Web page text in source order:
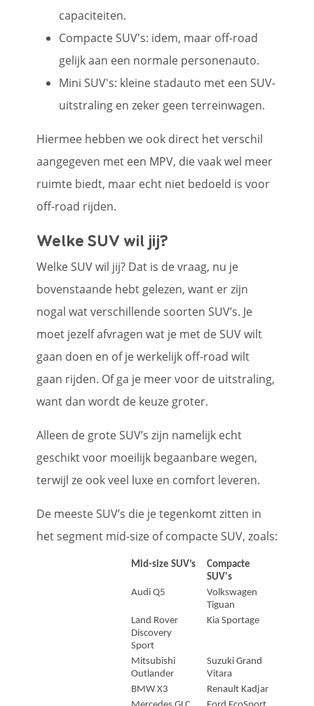
capaciteiten.
Compacte SUV's: idem, maar off-road
gelijk aan een normale personenauto.
Mini SUV's: kleine stadauto met een SUV-
uitstraling en zeker geen terreinwagen.
Hiermee hebben we ook direct het verschil
aangegeven met een MPV, die vaak wel meer
ruimte biedt, maar echt niet bedoeld is voor
off-road rijden.
Welke SUV wil jij?
Welke SUV wil jij? Dat is de vraag, nu je
bovenstaande hebt gelezen, want er zijn
nogal wat verschillende soorten SUV’s. Je
moet jezelf afvragen wat je met de SUV wilt
gaan doen en of je werkelijk off-road wilt
gaan rijden. Of ga je meer voor de uitstraling,
want dan wordt de keuze groter.
Alleen de grote SUV’s zijn namelijk echt
geschikt voor moeilijk begaanbare wegen,
terwijl ze ook veel luxe en comfort leveren.
De meeste SUV’s die je tegenkomt zitten in
het segment mid-size of compacte SUV, zoals:
Mid-size SUV’s
Compacte
SUV's
Audi Q5
Volkswagen
Tiguan
Land Rover
Discovery
Sport
Kia Sportage
Mitsubishi
Outlander
Suzuki Grand
Vitara
BMW X3
Renault Kadjar